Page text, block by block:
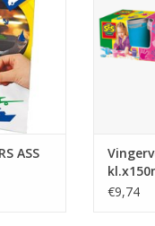
ASS
€9,74